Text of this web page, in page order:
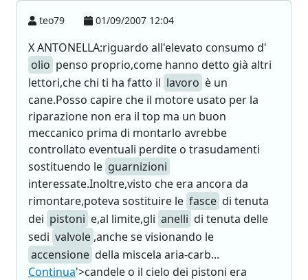
teo79 01/09/2007 12:04
X ANTONELLA:riguardo all'elevato consumo d'
olio penso proprio,come hanno detto già altri
lettori,che chi ti ha fatto il lavoro è un
cane.Posso capire che il motore usato per la
riparazione non era il top ma un buon
meccanico prima di montarlo avrebbe
controllato eventuali perdite o trasudamenti
sostituendo le guarnizioni
interessate.Inoltre,visto che era ancora da
rimontare,poteva sostituire le fasce di tenuta
dei pistoni e,al limite,gli anelli di tenuta delle
sedi valvole ,anche se visionando le
accensione della miscela aria-carb...
Continua'>candele o il cielo dei pistoni era